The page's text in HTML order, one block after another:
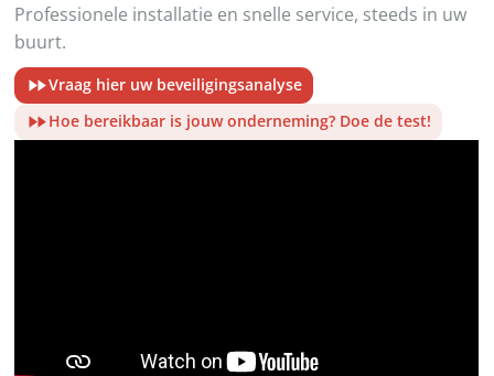
Professionele installatie en snelle service, steeds in uw
buurt.
Vraag hier uw beveiligingsanalyse
Hoe bereikbaar is jouw onderneming? Doe de test!